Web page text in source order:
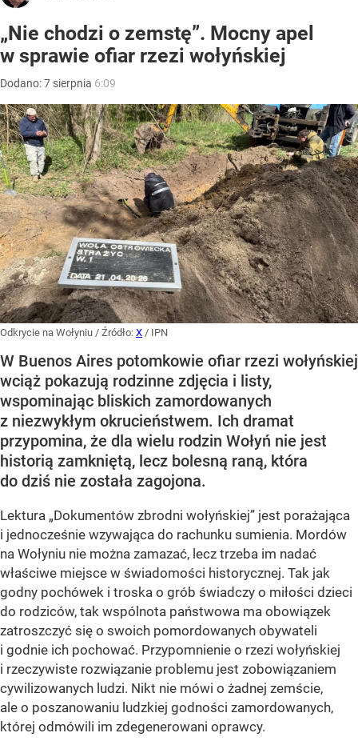
„Nie chodzi o zemstę”. Mocny apel
w sprawie ofiar rzezi wołyńskiej
Dodano:7 sierpnia 6:09
Odkrycie na Wołyniu / Źródło: X / IPN
W Buenos Aires potomkowie ofiar rzezi wołyńskiej
wciąż pokazują rodzinne zdjęcia i listy,
wspominając bliskich zamordowanych
z niezwykłym okrucieństwem. Ich dramat
przypomina, że dla wielu rodzin Wołyń nie jest
historią zamkniętą, lecz bolesną raną, która
do dziś nie została zagojona.
Lektura „Dokumentów zbrodni wołyńskiej” jest porażająca
i jednocześnie wzywająca do rachunku sumienia. Mordów
na Wołyniu nie można zamazać, lecz trzeba im nadać
właściwe miejsce w świadomości historycznej. Tak jak
godny pochówek i troska o grób świadczy o miłości dzieci
do rodziców, tak wspólnota państwowa ma obowiązek
zatroszczyć się o swoich pomordowanych obywateli
i godnie ich pochować. Przypomnienie o rzezi wołyńskiej
i rzeczywiste rozwiązanie problemu jest zobowiązaniem
cywilizowanych ludzi. Nikt nie mówi o żadnej zemście,
ale o poszanowaniu ludzkiej godności zamordowanych,
której odmówili im zdegenerowani oprawcy.